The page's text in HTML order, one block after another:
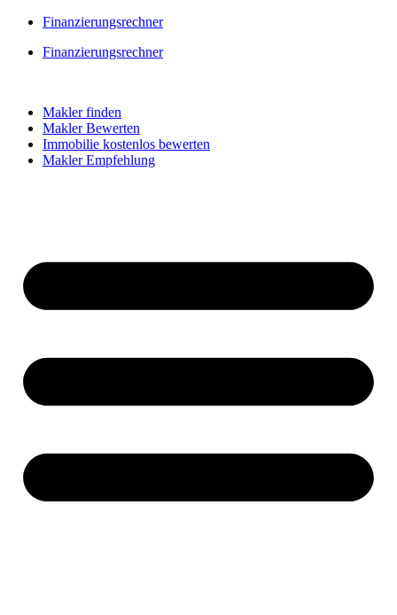
Skip
content
Finanzierungsrechner
Finanzierungsrechner
Makler finden
Makler Bewerten
Immobilie kostenlos bewerten
Makler Empfehlung